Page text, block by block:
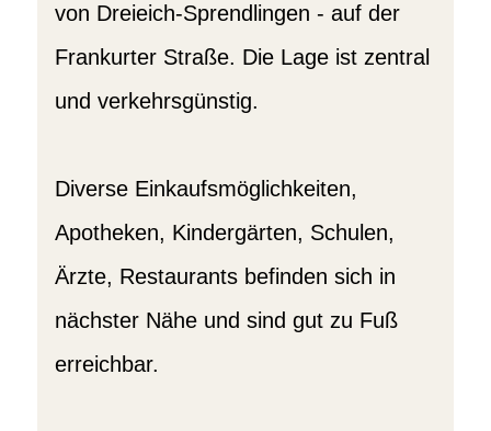
von Dreieich-Sprendlingen - auf der
Frankurter Straße. Die Lage ist zentral
und verkehrsgünstig.
Diverse Einkaufsmöglichkeiten,
Apotheken, Kindergärten, Schulen,
Ärzte, Restaurants befinden sich in
nächster Nähe und sind gut zu Fuß
erreichbar.